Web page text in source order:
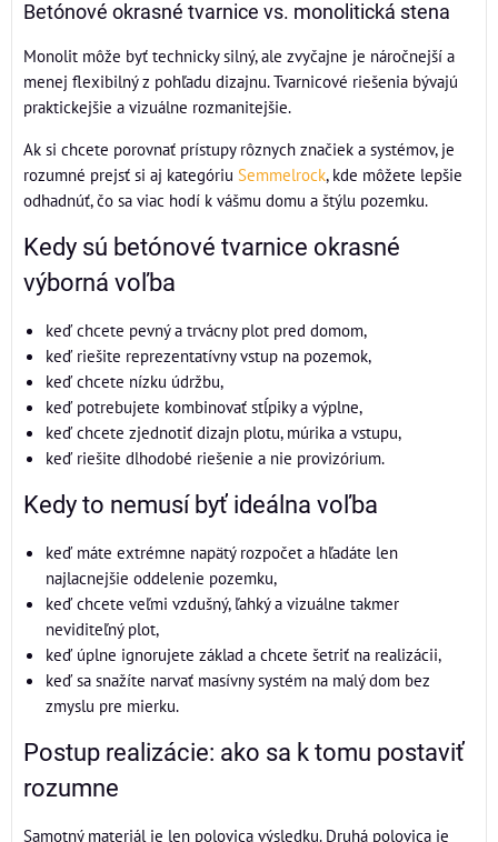
Betónové okrasné tvarnice vs. monolitická stena
Monolit môže byť technicky silný, ale zvyčajne je náročnejší a
menej flexibilný z pohľadu dizajnu. Tvarnicové riešenia bývajú
praktickejšie a vizuálne rozmanitejšie.
Ak si chcete porovnať prístupy rôznych značiek a systémov, je
rozumné prejsť si aj kategóriu Semmelrock, kde môžete lepšie
odhadnúť, čo sa viac hodí k vášmu domu a štýlu pozemku.
Kedy sú betónové tvarnice okrasné
výborná voľba
keď chcete pevný a trvácny plot pred domom,
keď riešite reprezentatívny vstup na pozemok,
keď chcete nízku údržbu,
keď potrebujete kombinovať stĺpiky a výplne,
keď chcete zjednotiť dizajn plotu, múrika a vstupu,
keď riešite dlhodobé riešenie a nie provizórium.
Kedy to nemusí byť ideálna voľba
keď máte extrémne napätý rozpočet a hľadáte len
najlacnejšie oddelenie pozemku,
keď chcete veľmi vzdušný, ľahký a vizuálne takmer
neviditeľný plot,
keď úplne ignorujete základ a chcete šetriť na realizácii,
keď sa snažíte narvať masívny systém na malý dom bez
zmyslu pre mierku.
Postup realizácie: ako sa k tomu postaviť
rozumne
Samotný materiál je len polovica výsledku. Druhá polovica je